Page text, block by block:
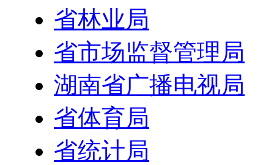
省林业局
省市场监督管理局
湖南省广播电视局
省体育局
省统计局